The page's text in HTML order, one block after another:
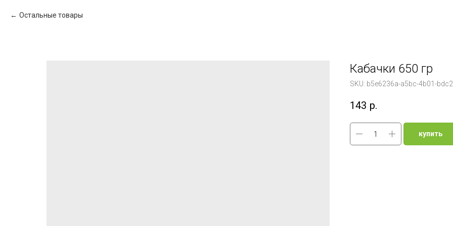
Остальные товары
Кабачки 650 гр
SKU: b5e6236a-a5bc-4b01-
143 р.
купить